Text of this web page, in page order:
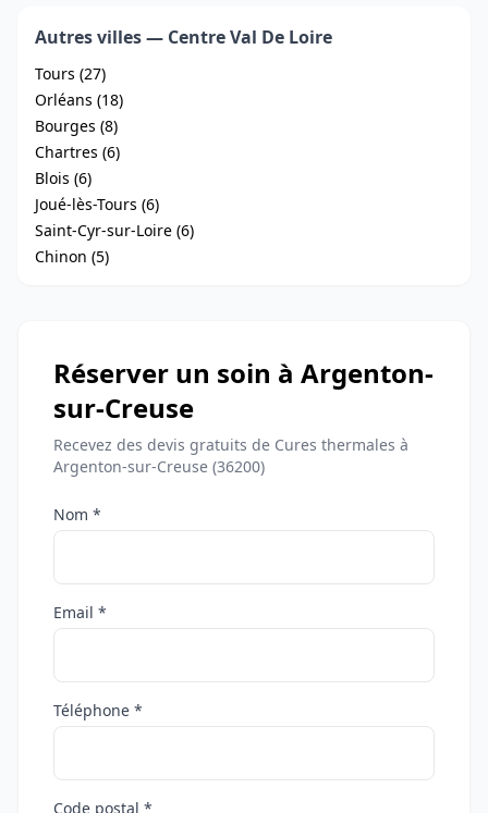
Autres villes — Centre Val De Loire
Tours (27)
Orléans (18)
Bourges (8)
Chartres (6)
Blois (6)
Joué-lès-Tours (6)
Saint-Cyr-sur-Loire (6)
Chinon (5)
Réserver un soin à Argenton-
sur-Creuse
Recevez des devis gratuits de Cures thermales à
Argenton-sur-Creuse (36200)
Nom *
Email *
Téléphone *
Code postal *